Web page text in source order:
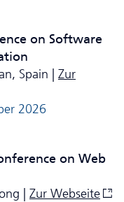
on Software
Spain | Zur
2026
on Web
| Zur Webseite